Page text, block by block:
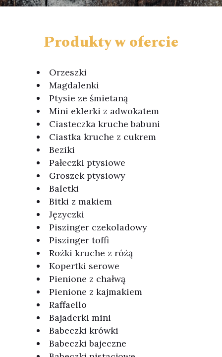
Produkty w ofercie
Orzeszki
Magdalenki
Ptysie ze śmietaną
Mini eklerki z adwokatem
Ciasteczka kruche babuni
Ciastka kruche z cukrem
Beziki
Pałeczki ptysiowe
Groszek ptysiowy
Baletki
Bitki z makiem
Języczki
Piszinger czekoladowy
Piszinger toffi
Rożki kruche z różą
Kopertki serowe
Pienione z chałwą
Pienione z kajmakiem
Raffaello
Bajaderki mini
Babeczki krówki
Babeczki bajeczne